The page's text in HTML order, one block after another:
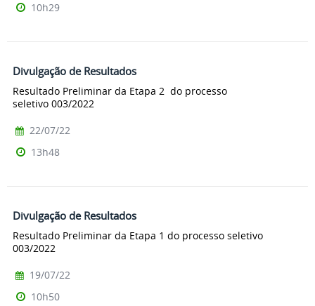
10h29
Divulgação de Resultados
Resultado Preliminar da Etapa 2 do processo
seletivo 003/2022
22/07/22
13h48
Divulgação de Resultados
Resultado Preliminar da Etapa 1 do processo seletivo
003/2022
19/07/22
10h50